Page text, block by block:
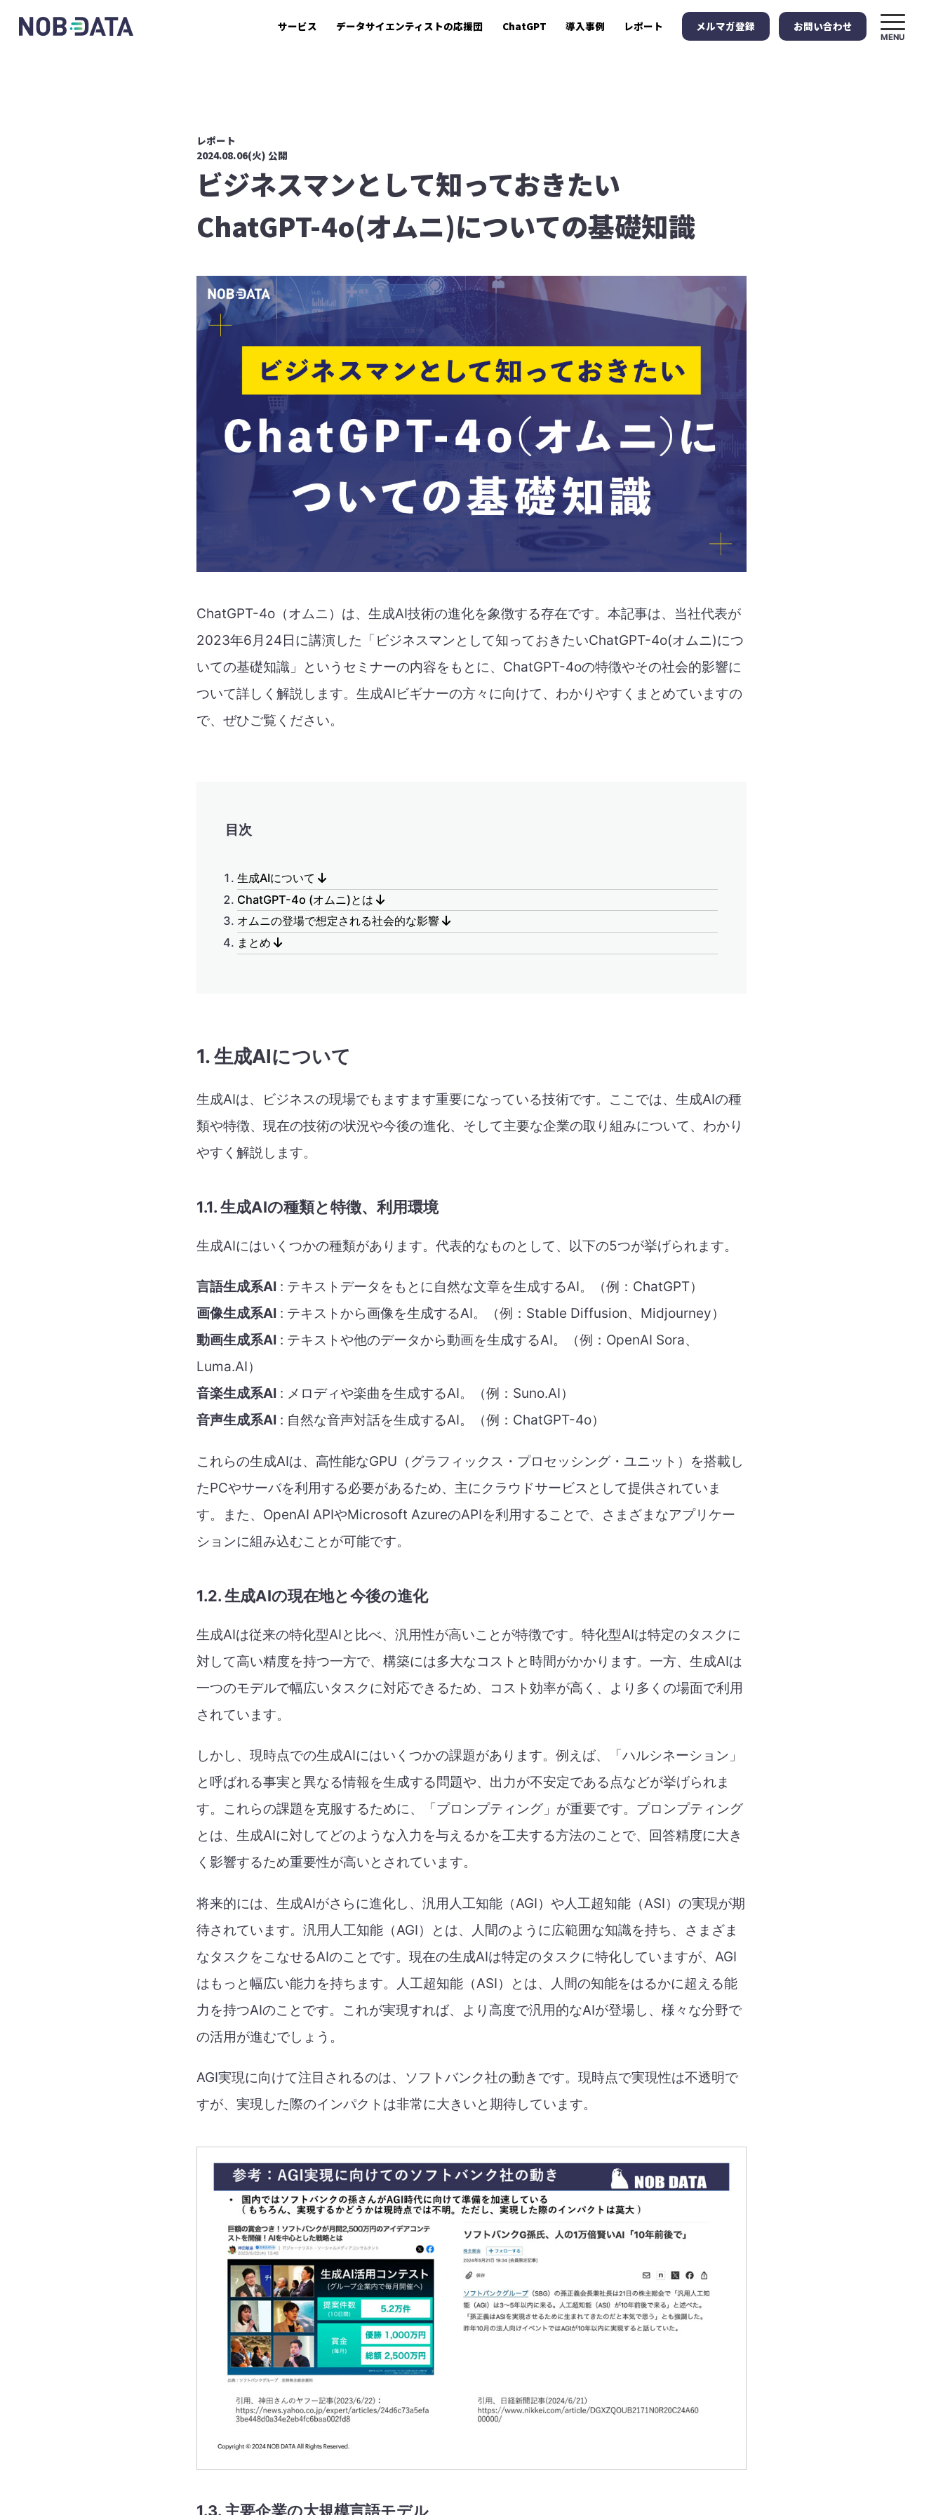
サービス データサイエンティストの応援団 ChatGPT 導入事例 レポート メルマガ登録 お問い合わせ
MENU
レポート
2024.08.06(火) 公開
ビジネスマンとして知っておきたい
ChatGPT-4o(オムニ)についての基礎知識
ChatGPT-4o（オムニ）は、生成AI技術の進化を象徴する存在です。本記事は、当社代表が
2023年6月24日に講演した「ビジネスマンとして知っておきたいChatGPT-4o(オムニ)につ
いての基礎知識」というセミナーの内容をもとに、ChatGPT-4oの特徴やその社会的影響に
ついて詳しく解説します。生成AIビギナーの方々に向けて、わかりやすくまとめていますの
で、ぜひご覧ください。
目次
生成AIについて
ChatGPT-4o (オムニ)とは
オムニの登場で想定される社会的な影響
まとめ
1. 生成AIについて
生成AIは、ビジネスの現場でもますます重要になっている技術です。ここでは、生成AIの種
類や特徴、現在の技術の状況や今後の進化、そして主要な企業の取り組みについて、わかり
やすく解説します。
1.1. 生成AIの種類と特徴、利用環境
生成AIにはいくつかの種類があります。代表的なものとして、以下の5つが挙げられます。
言語生成系AI : テキストデータをもとに自然な文章を生成するAI。（例：ChatGPT）
画像生成系AI : テキストから画像を生成するAI。（例：Stable Diffusion、Midjourney）
動画生成系AI : テキストや他のデータから動画を生成するAI。（例：OpenAI Sora、
Luma.AI）
音楽生成系AI : メロディや楽曲を生成するAI。（例：Suno.AI）
音声生成系AI : 自然な音声対話を生成するAI。（例：ChatGPT-4o）
これらの生成AIは、高性能なGPU（グラフィックス・プロセッシング・ユニット）を搭載し
たPCやサーバを利用する必要があるため、主にクラウドサービスとして提供されていま
す。また、OpenAI APIやMicrosoft AzureのAPIを利用することで、さまざまなアプリケー
ションに組み込むことが可能です。
1.2. 生成AIの現在地と今後の進化
生成AIは従来の特化型AIと比べ、汎用性が高いことが特徴です。特化型AIは特定のタスクに
対して高い精度を持つ一方で、構築には多大なコストと時間がかかります。一方、生成AIは
一つのモデルで幅広いタスクに対応できるため、コスト効率が高く、より多くの場面で利用
されています。
しかし、現時点での生成AIにはいくつかの課題があります。例えば、「ハルシネーション」
と呼ばれる事実と異なる情報を生成する問題や、出力が不安定である点などが挙げられま
す。これらの課題を克服するために、「プロンプティング」が重要です。プロンプティング
とは、生成AIに対してどのような入力を与えるかを工夫する方法のことで、回答精度に大き
く影響するため重要性が高いとされています。
将来的には、生成AIがさらに進化し、汎用人工知能（AGI）や人工超知能（ASI）の実現が期
待されています。汎用人工知能（AGI）とは、人間のように広範囲な知識を持ち、さまざま
なタスクをこなせるAIのことです。現在の生成AIは特定のタスクに特化していますが、AGI
はもっと幅広い能力を持ちます。人工超知能（ASI）とは、人間の知能をはるかに超える能
力を持つAIのことです。これが実現すれば、より高度で汎用的なAIが登場し、様々な分野で
の活用が進むでしょう。
AGI実現に向けて注目されるのは、ソフトバンク社の動きです。現時点で実現性は不透明で
すが、実現した際のインパクトは非常に大きいと期待しています。
1.3. 主要企業の大規模言語モデル